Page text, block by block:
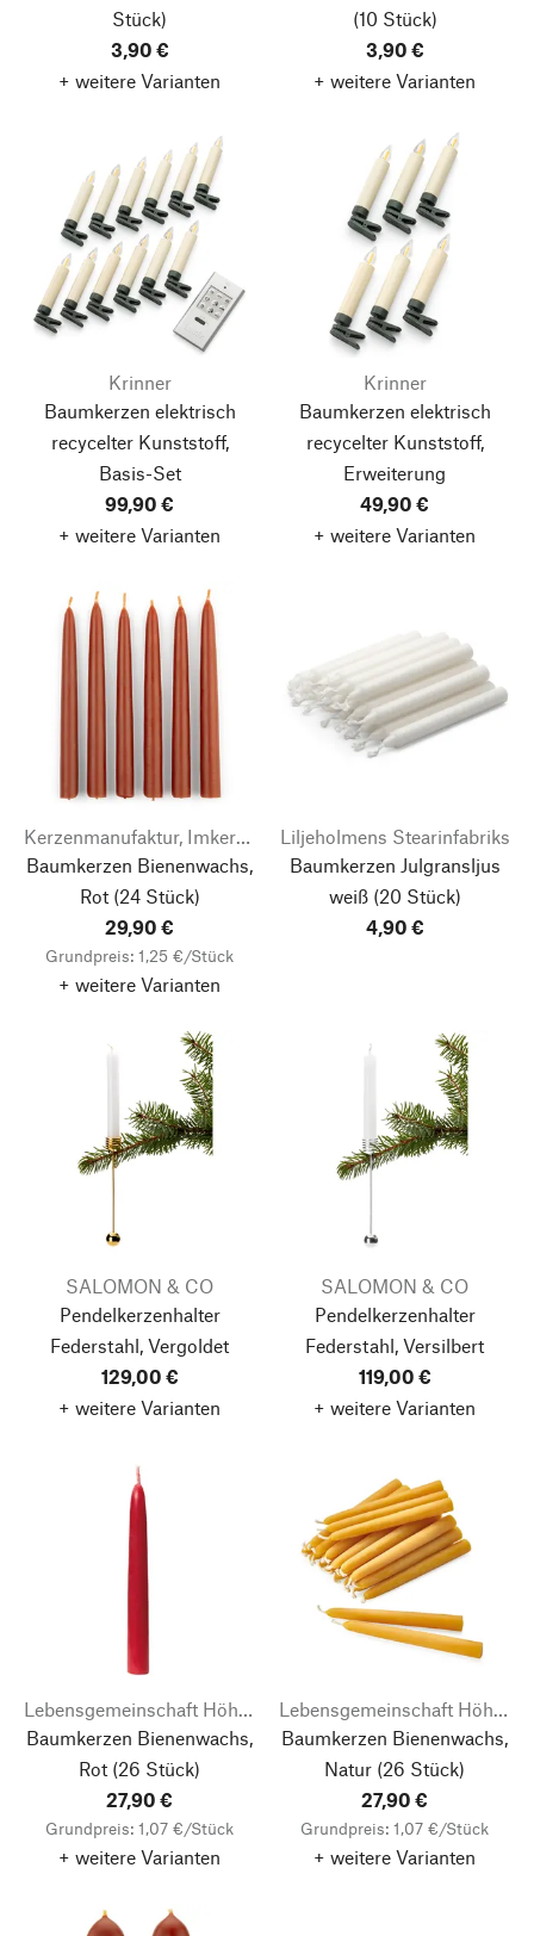
Stück)
3,90 €
+ weitere Varianten
(10 Stück)
3,90 €
+ weitere Varianten
Krinner
Baumkerzen elektrisch
recycelter Kunststoff,
Basis-Set
99,90 €
+ weitere Varianten
Krinner
Baumkerzen elektrisch
recycelter Kunststoff,
Erweiterung
49,90 €
+ weitere Varianten
Kerzenmanufaktur, Imkerei & Gänserei Stephan Becker
Baumkerzen Bienenwachs,
Rot(24 Stück)
29,90 €
Grundpreis: 1,25 €/Stück
+ weitere Varianten
Liljeholmens Stearinfabriks
Baumkerzen Julgransljus
weiß(20 Stück)
4,90 €
SALOMON & CO
Pendelkerzenhalter
Federstahl, Vergoldet
129,00 €
+ weitere Varianten
SALOMON & CO
Pendelkerzenhalter
Federstahl, Versilbert
119,00 €
+ weitere Varianten
Lebensgemeinschaft Höhenberg e.V.
Baumkerzen Bienenwachs,
Rot (26 Stück)
27,90 €
Grundpreis: 1,07 €/Stück
+ weitere Varianten
Lebensgemeinschaft Höhenberg e.V.
Baumkerzen Bienenwachs,
Natur (26 Stück)
27,90 €
Grundpreis: 1,07 €/Stück
+ weitere Varianten